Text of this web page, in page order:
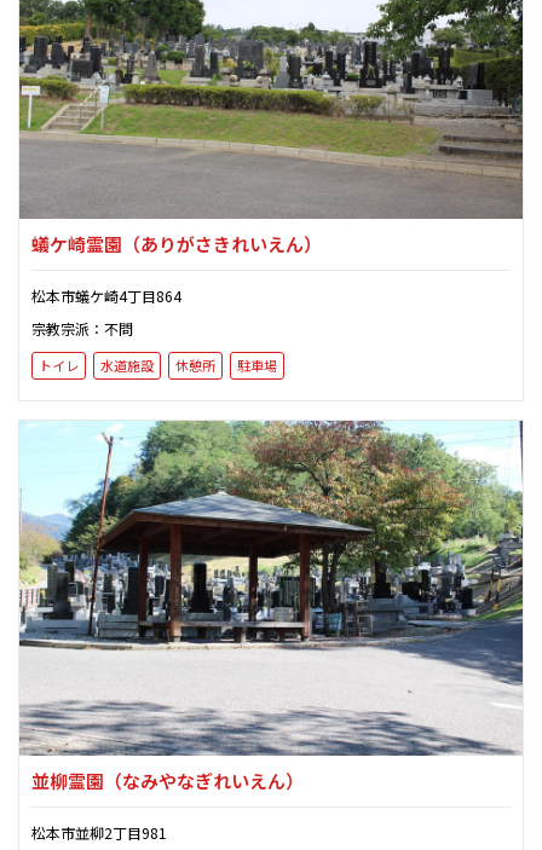
蟻ケ崎霊園 （ありがさきれいえん）
松本市蟻ケ崎4丁目864
宗教宗派：不問
トイレ 水道施設 休憩所 駐車場
並柳霊園 （なみやなぎれいえん）
松本市並柳2丁目981